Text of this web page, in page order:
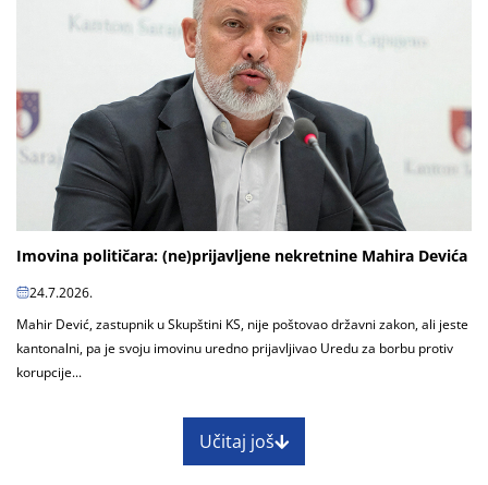
Imovina političara: (ne)prijavljene nekretnine Mahira Devića
24.7.2026.
Mahir Dević, zastupnik u Skupštini KS, nije poštovao državni zakon, ali jeste
kantonalni, pa je svoju imovinu uredno prijavljivao Uredu za borbu protiv
korupcije...
Učitaj još